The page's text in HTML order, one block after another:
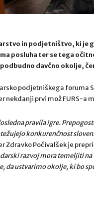
in podjetništvo, ki je
posluha ter se tega
davčno okolje,
podjetniškega foruma
nekdanji prvi mož FURS-a
pravila igre.
konkurenčnost
Zdravko Počivalšek je
razvoj mora temeljiti
da ustvarimo okolje, ki bo